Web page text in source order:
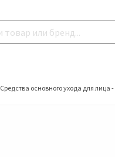
Средства основного ухода для лица -